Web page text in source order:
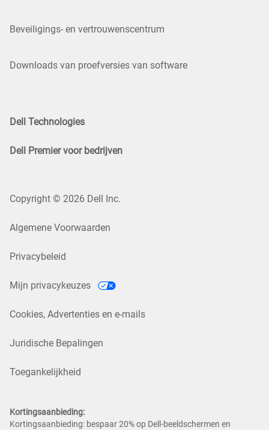
Beveiligings- en vertrouwenscentrum
Downloads van proefversies van software
Dell Technologies
Dell Premier voor bedrijven
Copyright © 2026 Dell Inc.
Algemene Voorwaarden
Privacybeleid
Mijn privacykeuzes
Cookies, Advertenties en e-mails
Juridische Bepalingen
Toegankelijkheid
Kortingsaanbieding:
Kortingsaanbieding: bespaar 20% op Dell-beeldschermen en